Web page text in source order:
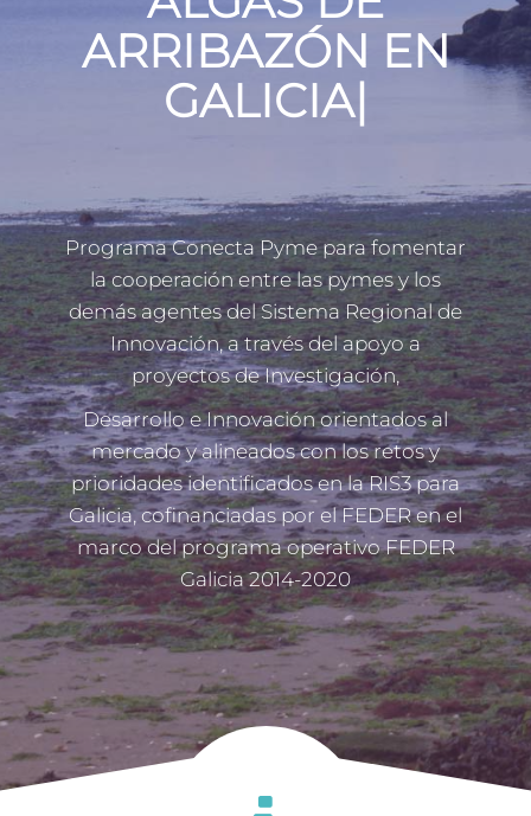
ARRIBAZÓN EN
GALICIA|
Programa Conecta Pyme para fomentar
la cooperación entre las pymes y los
demás agentes del Sistema Regional de
Innovación, a través del apoyo a
proyectos de Investigación,
Desarrollo e Innovación orientados al
mercado y alineados con los retos y
prioridades identificados en la RIS3 para
Galicia, cofinanciadas por el FEDER en el
marco del programa operativo FEDER
Galicia 2014-2020